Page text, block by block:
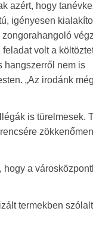
azért, hogy
igényesen
zongorahangoló
volt a
hangszerről nem is
„Az irodánk
is türelmesek.
a
termekben